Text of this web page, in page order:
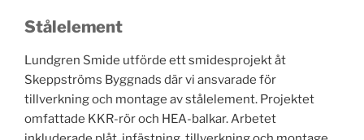
Stålelement
Lundgren Smide utförde ett smidesprojekt åt
Skeppströms Byggnads där vi ansvarade för
tillverkning och montage av stålelement. Projektet
omfattade KKR-rör och HEA-balkar. Arbetet